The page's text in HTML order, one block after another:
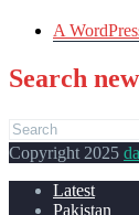
A
Search
Copyright 2025
Latest
Pakistan